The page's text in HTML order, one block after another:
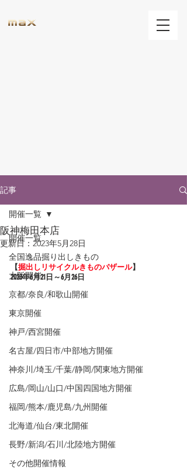
記事
開催一覧
全国逸品掘り出しきもの
大阪開催
京都/奈良/和歌山開催
東京開催
神戸/西宮開催
名古屋/四日市/中部地方開催
神奈川/埼玉/千葉/静岡/関東地方開催
広島/岡山/山口/中国四国地方開催
福岡/熊本/鹿児島/九州開催
北海道/仙台/東北開催
長野/新潟/石川/北陸地方開催
その他開催情報
開催一覧
阪神梅田本店
更新日： 2023年5月28日
【掘出しリサイクルきものバザール】
2023年6月21日～6月26日